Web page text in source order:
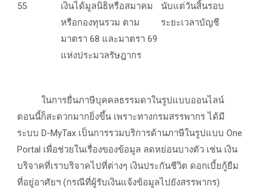
55
เงินได้มูลนิธิหรือสมาคม
หรือกองทุนรวม ตาม
มาตรา 68 และมาตรา 69
แห่งประมวลรัษฎากร
นับแต่วันสิ้นรอบ
ระยะเวลาบัญชี
ในการยื่นภาษีบุคคลธรรมดาในรูปแบบออนไลน์
ตอนนี้ก็สะดวกมากยิ่งขึ้น เพราะทางกรมสรรพากร ได้มี
ระบบ D-MyTax เป็นการรวมบริการด้านภาษีในรูปแบบ One
Portal เพื่อช่วยในเรื่องของข้อมูล ลดหย่อนบางตัว เช่น เงิน
บริจาคที่เราบริจาคไปที่ต่างๆ เงินประกันชีวิต ดอกเบี้ยกู้ยืม
ที่อยู่อาศัยฯ (กรณีที่ผู้รับเงินแจ้งข้อมูลไปยังสรรพากร)